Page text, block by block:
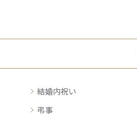
結婚内祝い
弔事